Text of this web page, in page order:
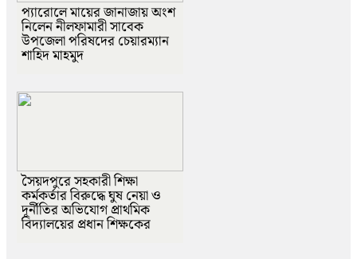
প্যারোলে মায়ের জানাজায় অংশ
নিলেন নীলফামারী সাবেক
উপজেলা পরিষদের চেয়ারম্যান
শাহিদ মাহমুদ
সৈয়দপুরে সহকারী শিক্ষা
কর্মকর্তার বিরুদ্ধে ঘুষ নেয়া ও
দূর্নীতির অভিযোগ প্রাথমিক
বিদ্যালয়ের প্রধান শিক্ষকের